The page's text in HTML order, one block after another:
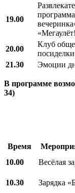
19.00
20.00
Клуб
21.30
Эмоции
В программе
34)
Время
10.00
Весёлая
10.30 Зарядка